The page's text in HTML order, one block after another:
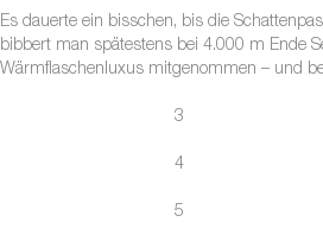
Es dauerte ein bisschen, bis die
bibbert man spätestens bei 4.000 m Ende
Wärmflaschenluxus mitgenommen – und
3
4
5